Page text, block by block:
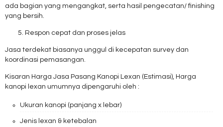
ada bagian yang mengangkat, serta hasil pengecatan/ finishing
yang bersih.
Respon cepat dan proses jelas
Jasa terdekat biasanya unggul di kecepatan survey dan
koordinasi pemasangan.
Kisaran Harga Jasa Pasang Kanopi Lexan (Estimasi), Harga
kanopi lexan umumnya dipengaruhi oleh :
Ukuran kanopi (panjang x lebar)
Jenis lexan & ketebalan